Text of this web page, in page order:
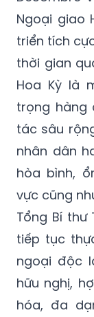
Ngoại giao
triển tích
thời gian
Hoa Kỳ là
trọng hàng
tác sâu
nhân dân
hòa bình,
vực cũng
Tổng Bí thư
tiếp tục
ngoại độc
hữu nghị,
hóa, đa